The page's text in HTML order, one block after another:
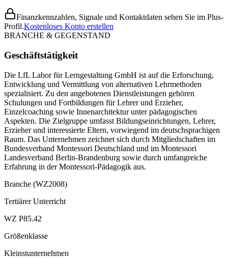
Finanzkennzahlen, Signale und Kontaktdaten sehen Sie im Plus-
Profil.Kostenloses Konto erstellen
BRANCHE & GEGENSTAND
Geschäftstätigkeit
Die LfL Labor für Lerngestaltung GmbH ist auf die Erforschung,
Entwicklung und Vermittlung von alternativen Lehrmethoden
spezialisiert. Zu den angebotenen Dienstleistungen gehören
Schulungen und Fortbildungen für Lehrer und Erzieher,
Einzelcoaching sowie Innenarchitektur unter pädagogischen
Aspekten. Die Zielgruppe umfasst Bildungseinrichtungen, Lehrer,
Erzieher und interessierte Eltern, vorwiegend im deutschsprachigen
Raum. Das Unternehmen zeichnet sich durch Mitgliedschaften im
Bundesverband Montessori Deutschland und im Montessori
Landesverband Berlin-Brandenburg sowie durch umfangreiche
Erfahrung in der Montessori-Pädagogik aus.
Branche (WZ2008)
Tertiärer Unterricht
WZ P85.42
Größenklasse
Kleinstunternehmen